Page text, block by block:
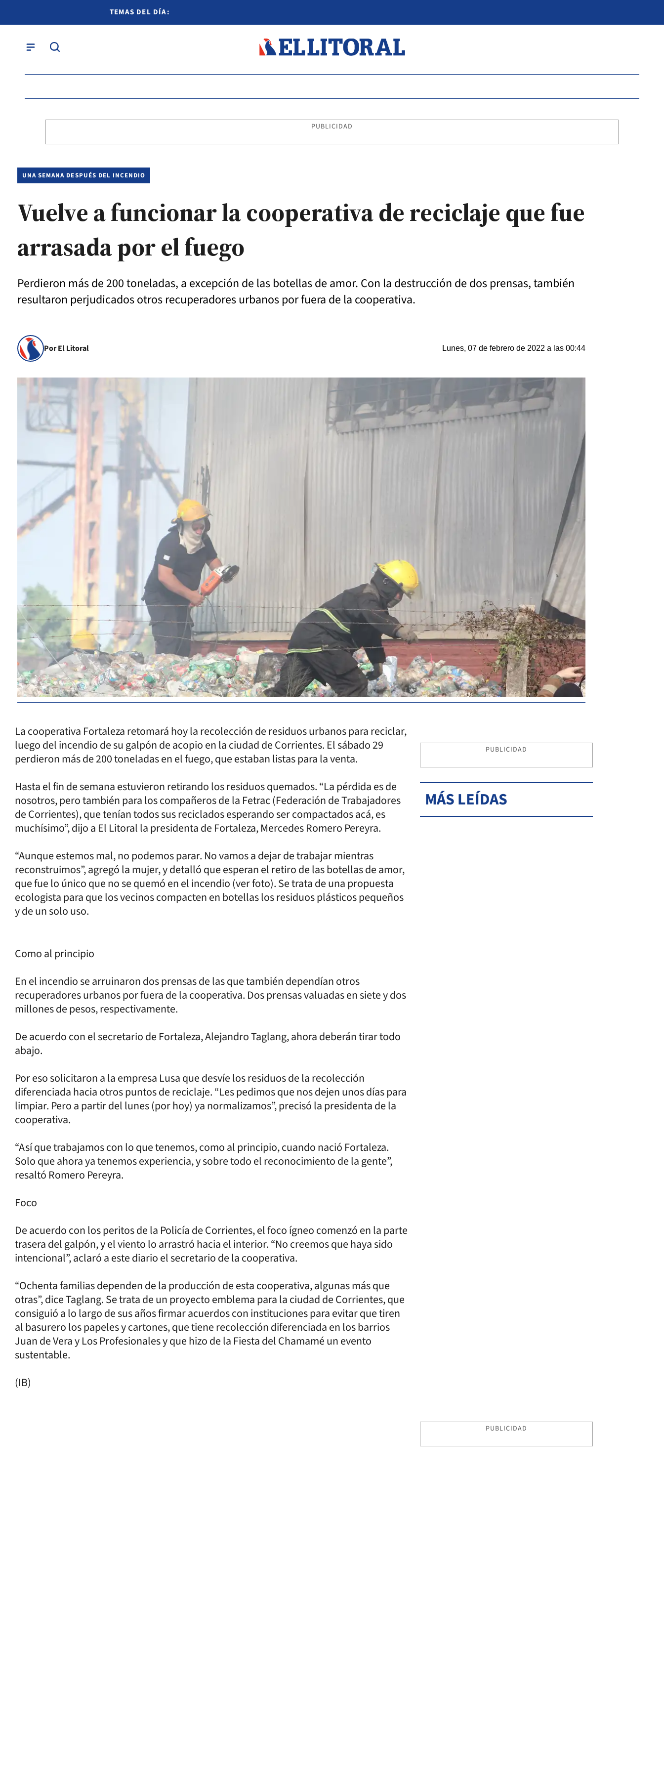
TEMAS DEL DÍA:
PUBLICIDAD
UNA SEMANA DESPUÉS DEL INCENDIO
Vuelve a funcionar la cooperativa de reciclaje que fue
arrasada por el fuego
Perdieron más de 200 toneladas, a excepción de las botellas de amor. Con la destrucción de dos prensas, también
resultaron perjudicados otros recuperadores urbanos por fuera de la cooperativa.
Por El Litoral Lunes, 07 de febrero de 2022 a las 00:44
La cooperativa Fortaleza retomará hoy la recolección de residuos urbanos para reciclar,
luego del incendio de su galpón de acopio en la ciudad de Corrientes. El sábado 29
perdieron más de 200 toneladas en el fuego, que estaban listas para la venta.
Hasta el fin de semana estuvieron retirando los residuos quemados. “La pérdida es de
nosotros, pero también para los compañeros de la Fetrac (Federación de Trabajadores
de Corrientes), que tenían todos sus reciclados esperando ser compactados acá, es
muchísimo”, dijo a El Litoral la presidenta de Fortaleza, Mercedes Romero Pereyra.
“Aunque estemos mal, no podemos parar. No vamos a dejar de trabajar mientras
reconstruimos”, agregó la mujer, y detalló que esperan el retiro de las botellas de amor,
que fue lo único que no se quemó en el incendio (ver foto). Se trata de una propuesta
ecologista para que los vecinos compacten en botellas los residuos plásticos pequeños
y de un solo uso.
Como al principio
En el incendio se arruinaron dos prensas de las que también dependían otros
recuperadores urbanos por fuera de la cooperativa. Dos prensas valuadas en siete y dos
millones de pesos, respectivamente.
De acuerdo con el secretario de Fortaleza, Alejandro Taglang, ahora deberán tirar todo
abajo.
Por eso solicitaron a la empresa Lusa que desvíe los residuos de la recolección
diferenciada hacia otros puntos de reciclaje. “Les pedimos que nos dejen unos días para
limpiar. Pero a partir del lunes (por hoy) ya normalizamos”, precisó la presidenta de la
cooperativa.
“Así que trabajamos con lo que tenemos, como al principio, cuando nació Fortaleza.
Solo que ahora ya tenemos experiencia, y sobre todo el reconocimiento de la gente”,
resaltó Romero Pereyra.
Foco
De acuerdo con los peritos de la Policía de Corrientes, el foco ígneo comenzó en la parte
trasera del galpón, y el viento lo arrastró hacia el interior. “No creemos que haya sido
intencional”, aclaró a este diario el secretario de la cooperativa.
“Ochenta familias dependen de la producción de esta cooperativa, algunas más que
otras”, dice Taglang. Se trata de un proyecto emblema para la ciudad de Corrientes, que
consiguió a lo largo de sus años firmar acuerdos con instituciones para evitar que tiren
al basurero los papeles y cartones, que tiene recolección diferenciada en los barrios
Juan de Vera y Los Profesionales y que hizo de la Fiesta del Chamamé un evento
sustentable.
(IB)
PUBLICIDAD
MÁS LEÍDAS
PUBLICIDAD